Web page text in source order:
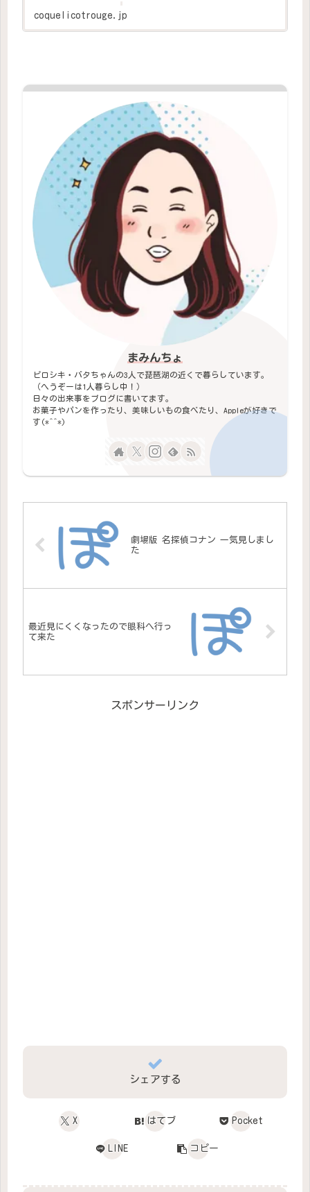
coquelicotrouge.jp
まみんちょ
ピロシキ・バタちゃんの3人で琵琶湖の近くで暮らしています。
（へうぞーは1人暮らし中！）
日々の出来事をブログに書いてます。
お菓子やパンを作ったり、美味しいもの食べたり、Appleが好きで
す(*^^*)
劇場版 名探偵コナン 一気見しまし
た
最近見にくくなったので眼科へ行っ
て来た
スポンサーリンク
シェアする
X はてブ Pocket
LINE コピー